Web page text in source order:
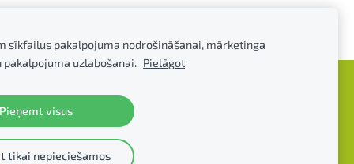
sīkfailus pakalpojuma nodrošināšanai, mārketinga
pakalpojuma uzlabošanai. Pielāgot
visus
tikai nepieciešamos